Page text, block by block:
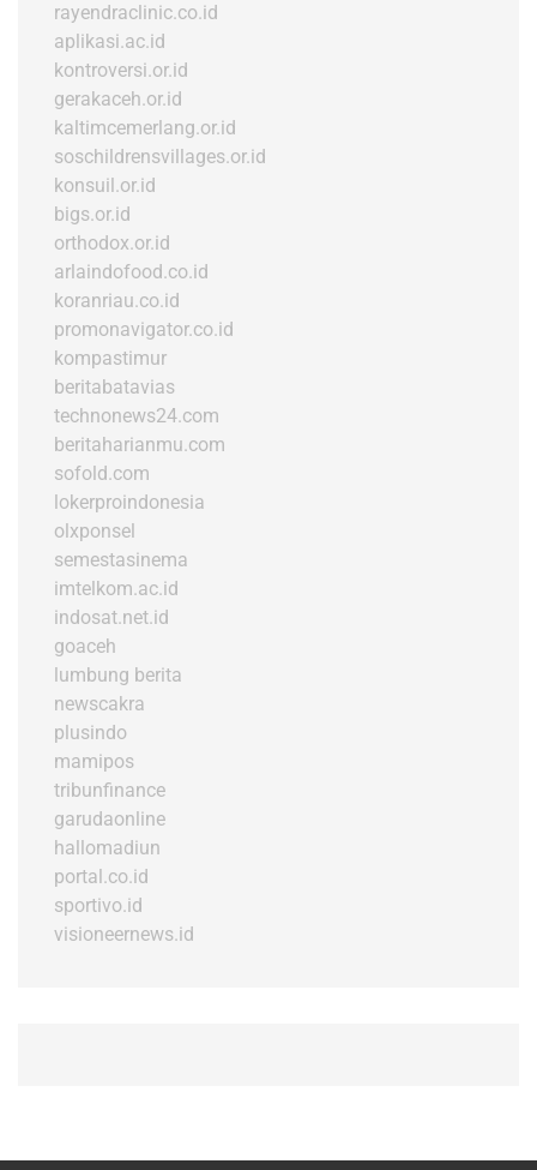
rayendraclinic.co.id
aplikasi.ac.id
kontroversi.or.id
gerakaceh.or.id
kaltimcemerlang.or.id
soschildrensvillages.or.id
konsuil.or.id
bigs.or.id
orthodox.or.id
arlaindofood.co.id
koranriau.co.id
promonavigator.co.id
kompastimur
beritabatavias
technonews24.com
beritaharianmu.com
sofold.com
lokerproindonesia
olxponsel
semestasinema
imtelkom.ac.id
indosat.net.id
goaceh
lumbung berita
newscakra
plusindo
mamipos
tribunfinance
garudaonline
hallomadiun
portal.co.id
sportivo.id
visioneernews.id